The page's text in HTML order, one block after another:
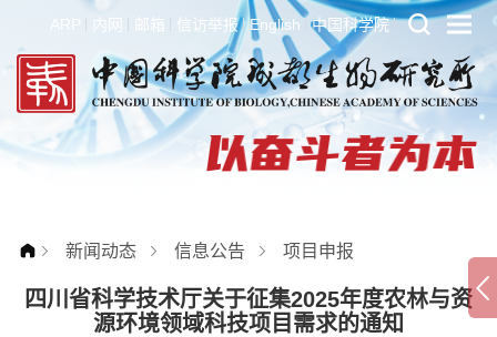
ARP 内网 邮箱 信访举报 English 中国科学院
新闻动态 信息公告 项目申报
四川省科学技术厅关于征集2025年度农林与资
源环境领域科技项目需求的通知